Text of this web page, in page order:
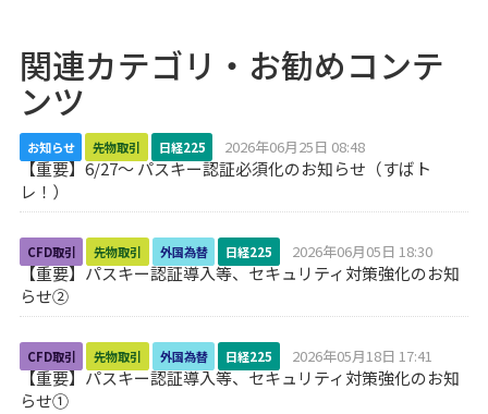
関連カテゴリ・お勧めコンテ
ンツ
お知らせ 先物取引 日経225 2026年06月25日 08:48
【重要】6/27～ パスキー認証必須化のお知らせ（すばト
レ！）
CFD取引 先物取引 外国為替 日経225 2026年06月05日 18:30
【重要】パスキー認証導入等、セキュリティ対策強化のお知
らせ②
CFD取引 先物取引 外国為替 日経225 2026年05月18日 17:41
【重要】パスキー認証導入等、セキュリティ対策強化のお知
らせ①